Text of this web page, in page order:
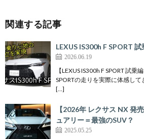
関連する記事
LEXUS IS300h F SPORT
2026.06.19
【LEXUS IS300h F SPORT 試乗
SPORTの走りを実際に体感し
[…]
【2026年 レクサス NX 発
ュアリー＝最強のSUV？
2025.05.25